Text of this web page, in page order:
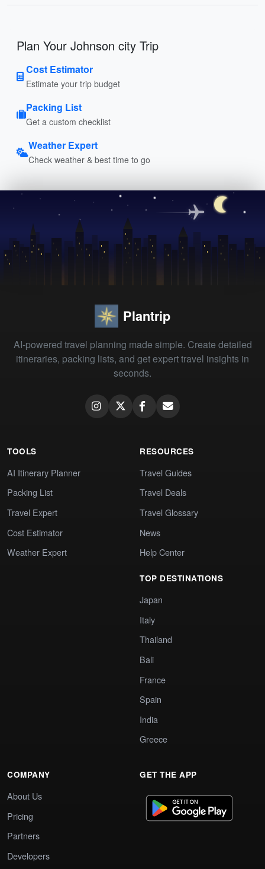
Plan Your Johnson city Trip
Cost Estimator
Estimate your trip budget
Packing List
Get a custom checklist
Weather Expert
Check weather & best time to go
Plantrip
AI-powered travel planning made simple. Create detailed
itineraries, packing lists, and get expert travel insights in
seconds.
TOOLS
AI Itinerary Planner
Packing List
Travel Expert
Cost Estimator
Weather Expert
RESOURCES
Travel Guides
Travel Deals
Travel Glossary
News
Help Center
TOP DESTINATIONS
Japan
Italy
Thailand
Bali
France
Spain
India
Greece
COMPANY
About Us
Pricing
Partners
Developers
GET THE APP